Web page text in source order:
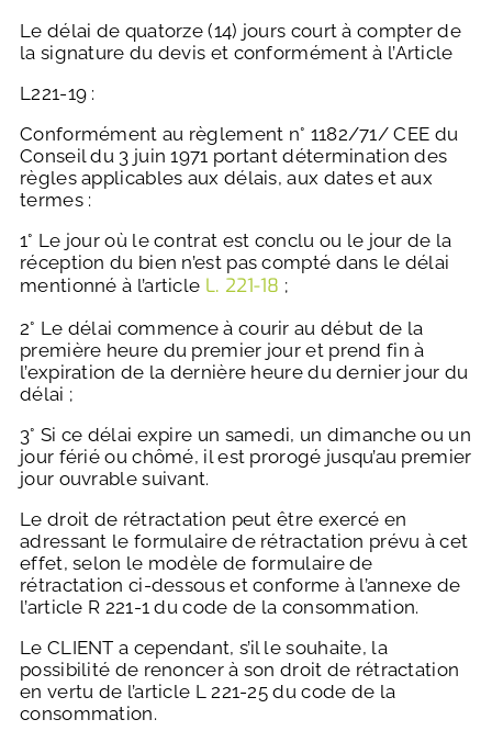
Le délai de quatorze (14) jours court à compter de
la signature du devis et conformément à l’Article
L221-19 :
Conformément au règlement n° 1182/71/ CEE du
Conseil du 3 juin 1971 portant détermination des
règles applicables aux délais, aux dates et aux
termes :
1° Le jour où le contrat est conclu ou le jour de la
réception du bien n’est pas compté dans le délai
mentionné à l’article L. 221-18 ;
2° Le délai commence à courir au début de la
première heure du premier jour et prend fin à
l’expiration de la dernière heure du dernier jour du
délai ;
3° Si ce délai expire un samedi, un dimanche ou un
jour férié ou chômé, il est prorogé jusqu’au premier
jour ouvrable suivant.
Le droit de rétractation peut être exercé en
adressant le formulaire de rétractation prévu à cet
effet, selon le modèle de formulaire de
rétractation ci-dessous et conforme à l’annexe de
l’article R 221-1 du code de la consommation.
Le CLIENT a cependant, s’il le souhaite, la
possibilité de renoncer à son droit de rétractation
en vertu de l’article L 221-25 du code de la
consommation.